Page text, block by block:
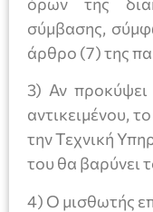
σύμβασης,
άρθρο (7) της
3) Αν προκύψει
αντικειμένου,
την Τεχνική
του θα βαρύνει
4) Ο μισθωτής